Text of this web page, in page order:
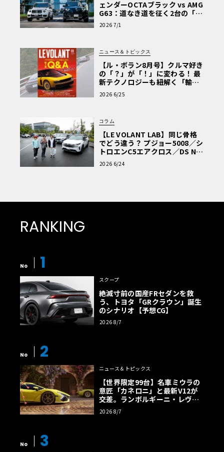
ェンダーOCTAブラック vs AMG
G63：道なき道を征く2台の「対
極的アプローチ」
2026 7/1
ニュース＆トピックス
【ル・ボラン8月号】クルマ好き
の「？」が「！」に変わる！ 最
新テクノロジーも紐解く「輸入
車Q&A」
2026 6/25
コラム
【LE VOLANT LAB】同じ骨格
でどう違う？ プジョー5008／シ
トロエンC5エアクロス／DS Nº4
読者一気乗りレポート
2026 6/24
RANKING
No 1
スクープ
絶滅寸前の国産FRセダンを救
う、トヨタ「GRクラウン」誕生
のシナリオ【予想CG】
2026 8/7
No 2
ニュース＆トピックス
【世界限定99台】名車ミウラの
意匠「カネロニ」と最新V12が
交差。ランボルギーニ・レヴエ
ルトに60周年記念車が登場
2026 8/7
No 3